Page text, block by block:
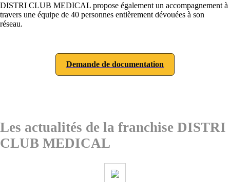
DISTRI CLUB MEDICAL propose également un accompagnement à
travers une équipe de 40 personnes entièrement dévouées à son
réseau.
Demande de documentation
Les actualités de la franchise DISTRI
CLUB MEDICAL